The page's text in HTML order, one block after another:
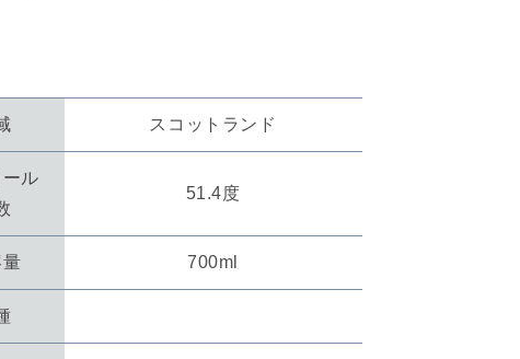
スコットランド
ル
51.4度
量 700ml